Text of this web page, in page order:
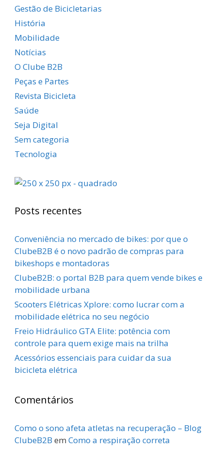
Gestão de Bicicletarias
História
Mobilidade
Notícias
O Clube B2B
Peças e Partes
Revista Bicicleta
Saúde
Seja Digital
Sem categoria
Tecnologia
Posts recentes
Conveniência no mercado de bikes: por que o
ClubeB2B é o novo padrão de compras para
bikeshops e montadoras
ClubeB2B: o portal B2B para quem vende bikes e
mobilidade urbana
Scooters Elétricas Xplore: como lucrar com a
mobilidade elétrica no seu negócio
Freio Hidráulico GTA Elite: potência com
controle para quem exige mais na trilha
Acessórios essenciais para cuidar da sua
bicicleta elétrica
Comentários
Como o sono afeta atletas na recuperação – Blog
ClubeB2B em Como a respiração correta